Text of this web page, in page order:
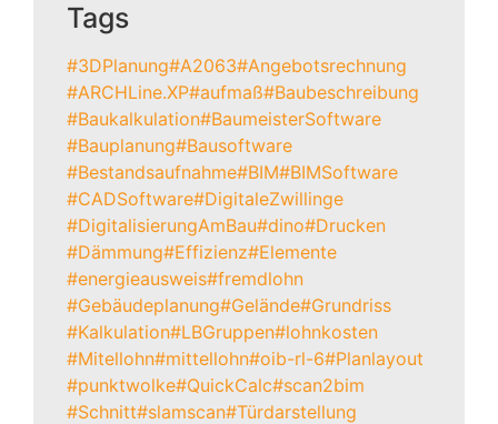
Tags
#3DPlanung#A2063#Angebotsrechnung
#ARCHLine.XP#aufmaß#Baubeschreibung
#Baukalkulation#BaumeisterSoftware
#Bauplanung#Bausoftware
#Bestandsaufnahme#BIM#BIMSoftware
#CADSoftware#DigitaleZwillinge
#DigitalisierungAmBau#dino#Drucken
#Dämmung#Effizienz#Elemente
#energieausweis#fremdlohn
#Gebäudeplanung#Gelände#Grundriss
#Kalkulation#LBGruppen#lohnkosten
#Mitellohn#mittellohn#oib-rl-6#Planlayout
#punktwolke#QuickCalc#scan2bim
#Schnitt#slamscan#Türdarstellung